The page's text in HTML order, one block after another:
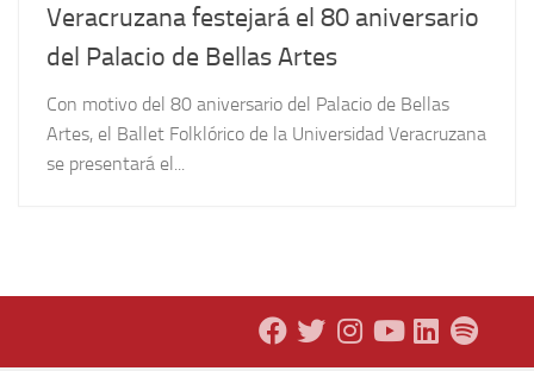
Veracruzana festejará el 80 aniversario
del Palacio de Bellas Artes
Con motivo del 80 aniversario del Palacio de Bellas
Artes, el Ballet Folklórico de la Universidad Veracruzana
se presentará el...